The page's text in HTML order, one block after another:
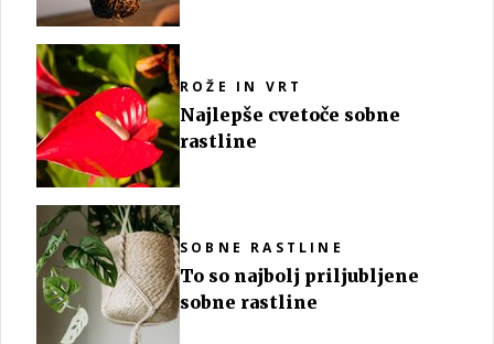
ROŽE IN VRT
Najlepše cvetoče sobne
rastline
SOBNE RASTLINE
To so najbolj priljubljene
sobne rastline